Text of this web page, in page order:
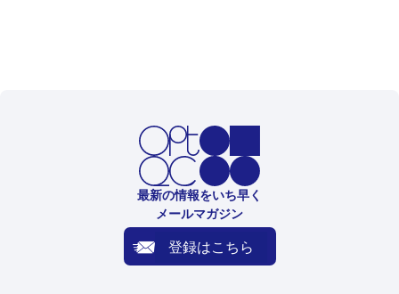
最新の情報をいち早く
メールマガジン
登録はこちら